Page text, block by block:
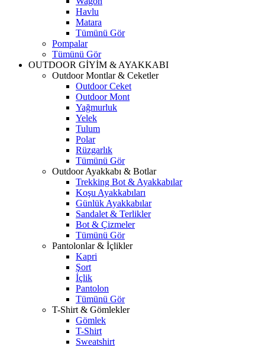
Havlu
Matara
Tümünü Gör
Pompalar
Tümünü Gör
OUTDOOR GİYİM & AYAKKABI
Outdoor Montlar & Ceketler
Outdoor Ceket
Outdoor Mont
Yağmurluk
Yelek
Tulum
Polar
Rüzgarlık
Tümünü Gör
Outdoor Ayakkabı & Botlar
Trekking Bot & Ayakkabılar
Koşu Ayakkabıları
Günlük Ayakkabılar
Sandalet & Terlikler
Bot & Çizmeler
Tümünü Gör
Pantolonlar & İçlikler
Kapri
Şort
İçlik
Pantolon
Tümünü Gör
T-Shirt & Gömlekler
Gömlek
T-Shirt
Sweatshirt